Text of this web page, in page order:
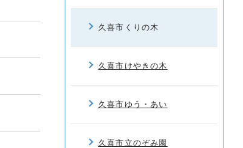
久喜市くりの木
久喜市けやきの木
久喜市ゆう・あい
久喜市立のぞみ園